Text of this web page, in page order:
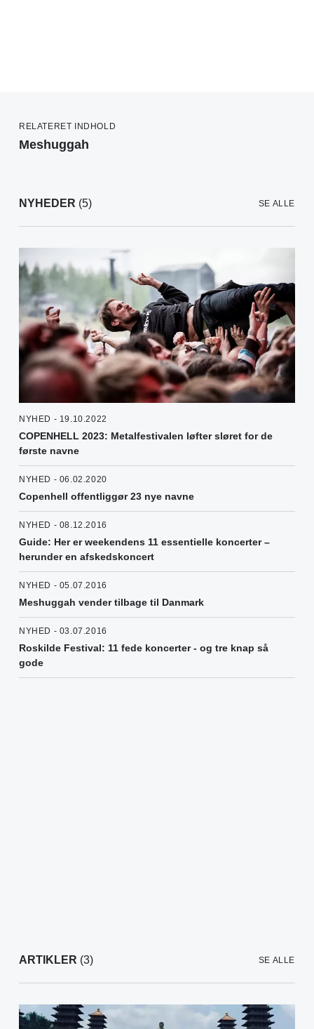
RELATERET INDHOLD
Meshuggah
NYHEDER (5) SE ALLE
NYHED - 19.10.2022
COPENHELL 2023: Metalfestivalen løfter sløret for de
første navne
NYHED - 06.02.2020
Copenhell offentliggør 23 nye navne
NYHED - 08.12.2016
Guide: Her er weekendens 11 essentielle koncerter –
herunder en afskedskoncert
NYHED - 05.07.2016
Meshuggah vender tilbage til Danmark
NYHED - 03.07.2016
Roskilde Festival: 11 fede koncerter - og tre knap så
gode
ARTIKLER (3) SE ALLE